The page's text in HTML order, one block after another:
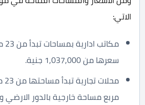
الاتي:
سعرها من 1,037,000 جنية.
مربع مساحة خارجية بالدور الارضي و